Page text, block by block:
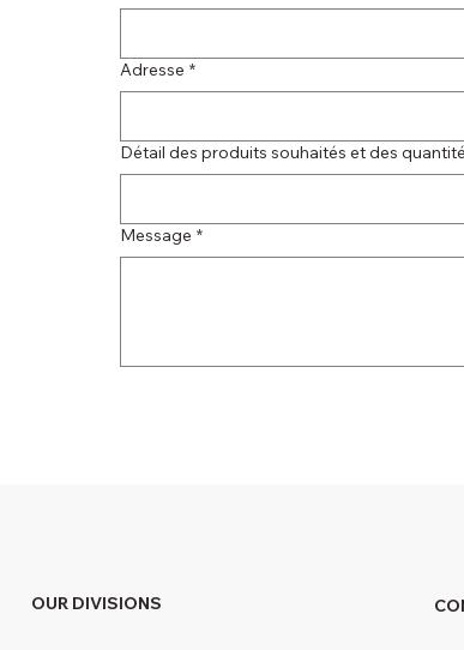
Adresse *
Détail des produits souhaités et des
Message *
OUR DIVISIONS